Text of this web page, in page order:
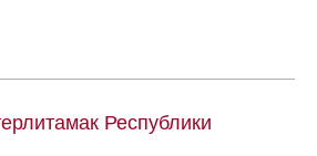
Республики